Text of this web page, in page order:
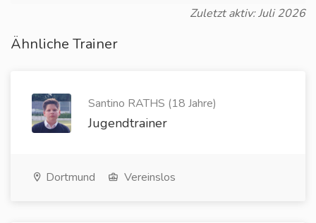
Zuletzt aktiv: Juli 2026
Ähnliche Trainer
Santino RATHS (18 Jahre)
Jugendtrainer
Dortmund Vereinslos